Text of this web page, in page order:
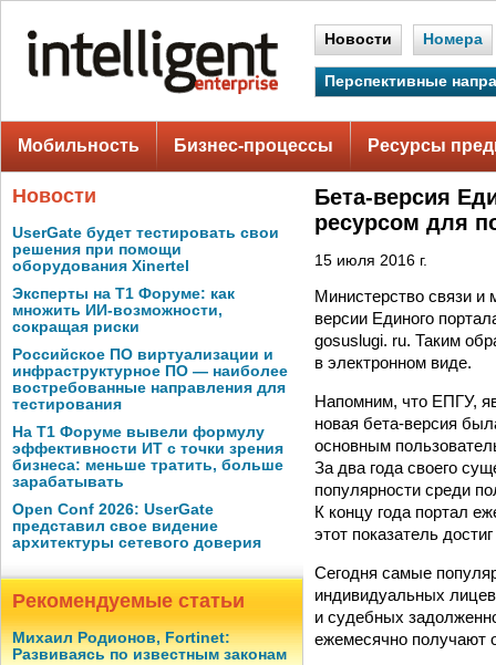
Новости Номера
Перспективные
Мобильность Бизнес-процессы Ресурсы
Новости
UserGate будет тестировать свои
решения при помощи
оборудования Xinertel
Эксперты на Т1 Форуме: как
множить ИИ-возможности,
сокращая риски
Российское ПО виртуализации и
инфраструктурное ПО — наиболее
востребованные направления для
тестирования
На Т1 Форуме вывели формулу
эффективности ИТ с точки зрения
бизнеса: меньше тратить, больше
зарабатывать
Open Conf 2026: UserGate
представил свое видение
архитектуры сетевого доверия
Рекомендуемые статьи
Михаил Родионов, Fortinet:
Развиваясь по известным законам
Бета-версия
ресурсом для
15 июля 2016 г.
Министерство связи и
версии Единого
gosuslugi. ru. Таким
в электронном виде.
Напомним, что ЕПГУ,
новая бета-версия
основным
За два года своего
популярности среди
К концу года портал
этот показатель
Сегодня самые
индивидуальных
и судебных
ежемесячно получают